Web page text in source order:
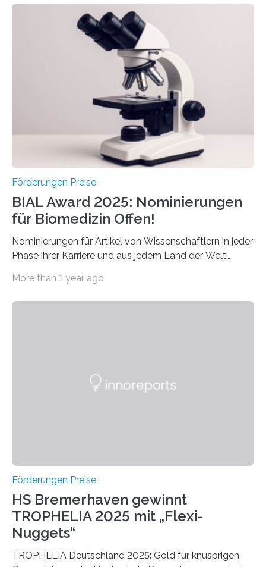
Schlaganfall“ mit Sitz in Würzburg fördert die
Schlaganfallforschung, um die Behandlung der
Betroffenen zu verbessern. Dazu schreibt sie auch in
diesem Jahr wieder deutschlandweit den Hentschel-
Preis aus. Er richtet sich gezielt an jüngere
Forscherinnen und Forscher unter 40 Jahren. Geehrt
werden soll eine herausragende Doktorarbeit oder eine
hochrangige wissenschaftliche Publikation zum Thema
Förderungen Preise
BIAL Award 2025: Nominierungen
für Biomedizin Offen!
Nominierungen für Artikel von Wissenschaftlern in jeder
Phase ihrer Karriere und aus jedem Land der Welt
Leben gerufen, um die bemerkenswertesten
Foundation, des BIAL Award in Biomedicine ist in
More than 1 year ago
Förderungen Preise
HS Bremerhaven gewinnt
TROPHELIA 2025 mit „Flexi-
Nuggets“
TROPHELIA Deutschland 2025: Gold für knusprigen